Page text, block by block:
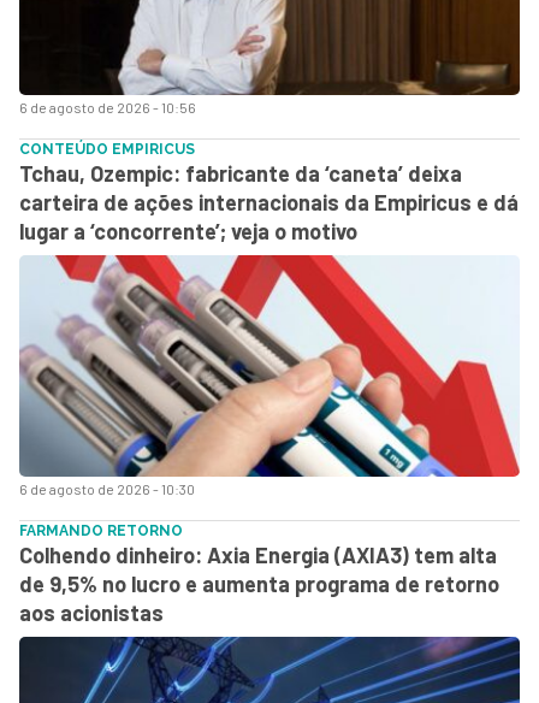
6 de agosto de 2026 - 10:56
6 de agosto de 2026 - 10:30
CONTEÚDO EMPIRICUS
Tchau, Ozempic: fabricante da ‘caneta’ deixa
carteira de ações internacionais da Empiricus e dá
lugar a ‘concorrente’; veja o motivo
FARMANDO RETORNO
Colhendo dinheiro: Axia Energia (AXIA3) tem alta
de 9,5% no lucro e aumenta programa de retorno
aos acionistas